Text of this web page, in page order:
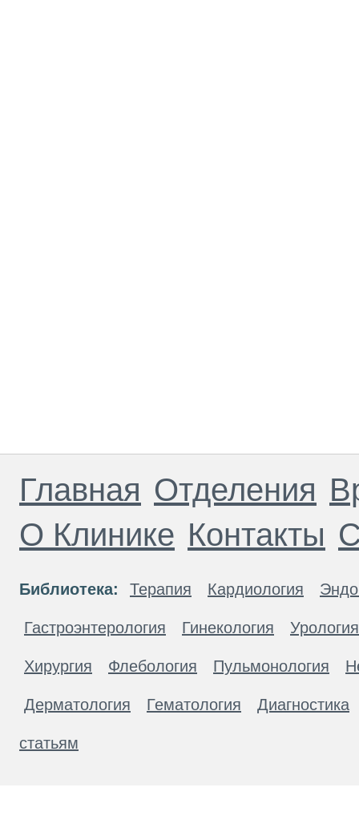
Главная Отделения
О Клинике Контакты
Библиотека: Терапия Кардиология
Гастроэнтерология Гинекология Урология
Хирургия Флебология Пульмонология
Дерматология Гематология Диагностика
статьям